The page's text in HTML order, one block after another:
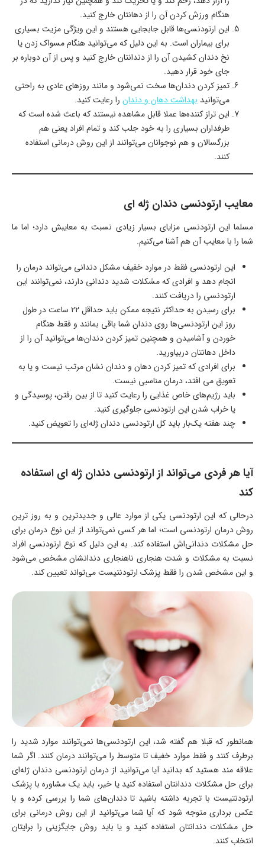
هنگام ورزش کردن آن را از دهانتان خارج کنید.
این ارتودنسی‌ها قابل جابجایی هستند و این ویژگی مزیت بسیاری
برای بیماران است. به این دلیل که می‌توانید هنگام مسواک زدن یا
نخ دندان کشیدن آن را از دندانتان خارج کنید و پس از آن دوباره بر
جای خود قرار دهید.
تمیز کردن دندان‌ها سخت نمی‌شود و مانند روزهای عادی به راحتی
می‌توانید بهداشت دهان و دندان را رعایت کنید.
این تراز کننده‌ها عملا قابل مشاهده نیستند که باعث شده است که
طرفداران بسیاری را به خود جلب کند و تمام افراد یعنی هم
بزرگسالان و هم نوجوانان می‌توانند از این روش درمانی استفاده
کنند.
معایب ارتودنسی دندان ژله ای
مسلما این ارتودنسی مزایای بسیار زیادی نسبت به معایبش دارد؛ اما ما
شما را با معایب آن هم آشنا می‌کنیم.
این ارتودنسی فقط در موارد خفیف مشکل دندانی می‌تواند درمان را
انجام دهد و افرادی که مشکلات شدید دندانی دارند، نمی‌توانند این
ارتودنسی را دریافت کنند.
برای رسیدن به حداکثر نتیجه ممکن باید حداقل ۲۲ ساعت در طول
روز این ارتودنسی‌ها روی دندان شما باقی بمانند و فقط هنگام
خوردن و آشامیدن و همچنین تمیز کردن دندان‌ها می‌توانید آن را از
داخل دهانتان دربیاورید.
برای افرادی که تمیز کردن دهان و دندان نشان مرتب نیست و یا به
تعویق می افتد، درمان مناسبی نیست.
باید رژیم‌های خاص غذایی را رعایت کنید تا از بین رفتن، پوسیدگی و
یا خراب شدن این ارتودنسی جلوگیری کنید.
چند هفته یک‌بار باید کل ارتودنسی دندان ژله‌ای را تعویض کنید.
آیا هر فردی می‌تواند از ارتودنسی دندان ژله ای استفاده
کند
درحالی که این ارتودنسی یکی از موارد عالی و جدیدترین و به روز ترین
روش درمان ارتودنسی است؛ اما هر کسی نمی‌تواند از این نوع درمان برای
حل مشکلات دندانی‌اش استفاده کند. به این دلیل که نوع ارتودنسی افراد
نسبت به مشکلات و شدت هنجاری ناهنجاری دندانشان مشخص می‌شود
و این مشخص شدن را فقط پزشک ارتودنتیست می‌تواند تعیین کند.
همانطور که قبلا هم گفته شد، این ارتودنسی‌ها نمی‌توانند موارد شدید را
برطرف کنند و فقط موارد خفیف تا متوسط را می‌توانند درمان کنند. اگر شما
علاقه مند هستید که بدانید آیا می‌توانید از درمان ارتودنسی دندان ژله‌ای
برای حل مشکلات دندانتان استفاده کنید یا خیر، باید یک مشاوره با پزشک
ارتودنتیست با تجربه داشته باشید تا دندان‌های شما را بررسی کرده و با
عکس برداری متوجه شود که آیا شما می‌توانید از این روش درمانی برای
حل مشکلات دندانتان استفاده کنید و یا باید روش جایگزینی را برایتان
انتخاب کنند.